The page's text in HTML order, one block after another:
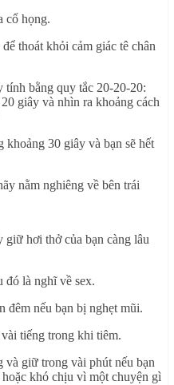
cổ họng.
thoát khỏi cảm giác tê chân
tính bằng quy tắc 20-20-20:
giây và nhìn ra khoảng cách
30 giây và bạn sẽ hết
nằm nghiêng về bên trái
giữ hơi thở của bạn càng lâu
đó là nghĩ về sex.
đêm nếu bạn bị nghẹt mũi.
tiếng trong khi tiêm.
và giữ trong vài phút nếu bạn
khó chịu vì một chuyện gì